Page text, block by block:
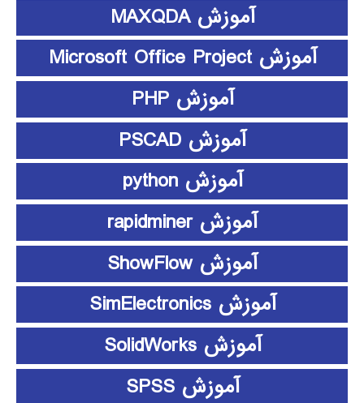
آموزش MAXQDA
آموزش Microsoft Office Project
آموزش PHP
آموزش PSCAD
آموزش python
آموزش rapidminer
آموزش ShowFlow
آموزش SimElectronics
آموزش SolidWorks
آموزش SPSS